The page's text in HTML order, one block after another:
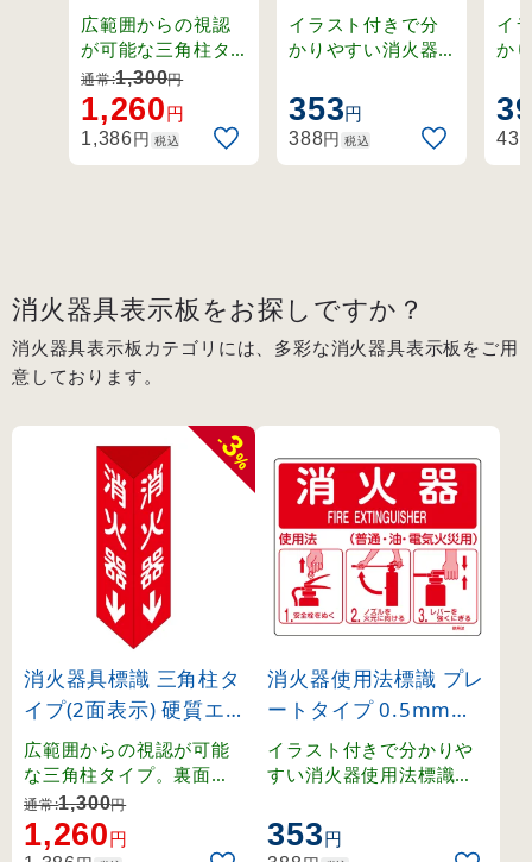
表示) 硬質エンビ
製 消火器C(大)
(13103)
広範囲からの視認
が可能な三角柱タ
イプ。裏面テープ
付きで設置も簡単
な硬質エンビ製標
識。
通常:1,300円
1,260円
1,386円 税込
プ 0.5mm厚
(66011)
イラスト付きで分
かりやすい消火器
取り付けに適した
硬質エンビ製プレ
ート。
353円
388円 税込
プ
イ
か
取
硬
ー
432
消火器具表示板をお探しですか？
消火器具表示板カテゴリには、多彩な消火器具表示板をご用
意しております。
-
3
%
消火器具標識 三角柱タ
イプ(2面表示) 硬質エ
ンビ製 消火器C(大) (13
103)
広範囲からの視認が可能
な三角柱タイプ。裏面テ
ープ付きで設置も簡単な
硬質エンビ製標識。
通常:1,300円
1,260円
消火器使用法標識 プレ
ートタイプ 0.5mm厚 (
66011)
イラスト付きで分かりや
すい消火器使用法標識。
質エンビ製プレート。
353円